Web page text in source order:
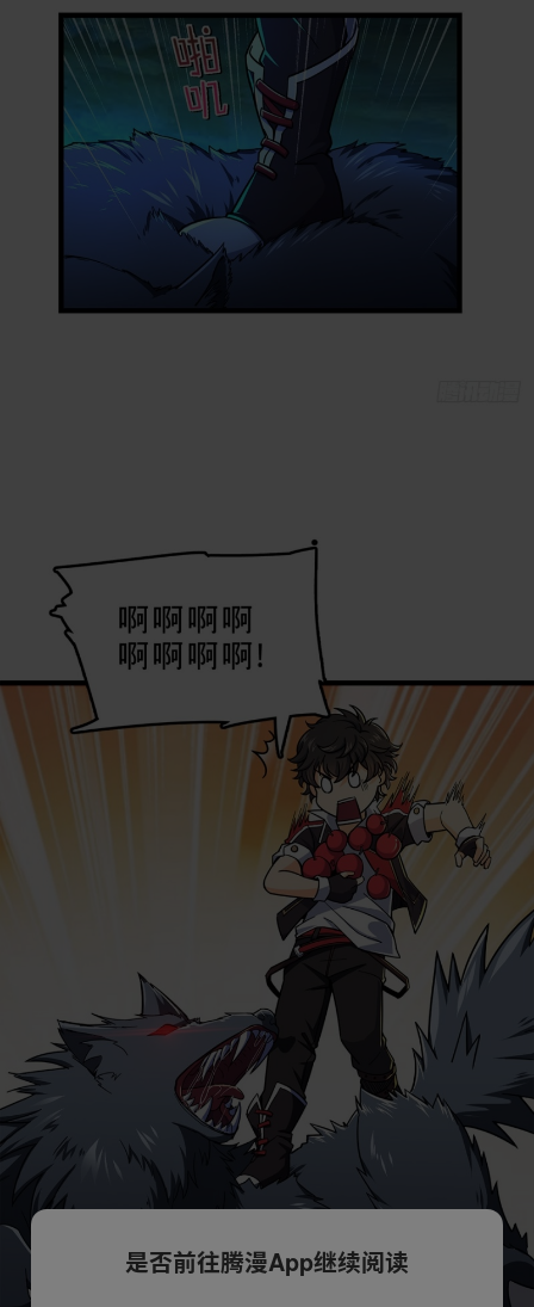
是否前往腾漫App继续阅读